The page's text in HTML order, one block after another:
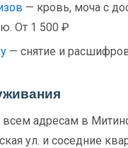
— кровь, моча с
От 1 500 ₽
— снятие и
адресам в
ул. и соседние